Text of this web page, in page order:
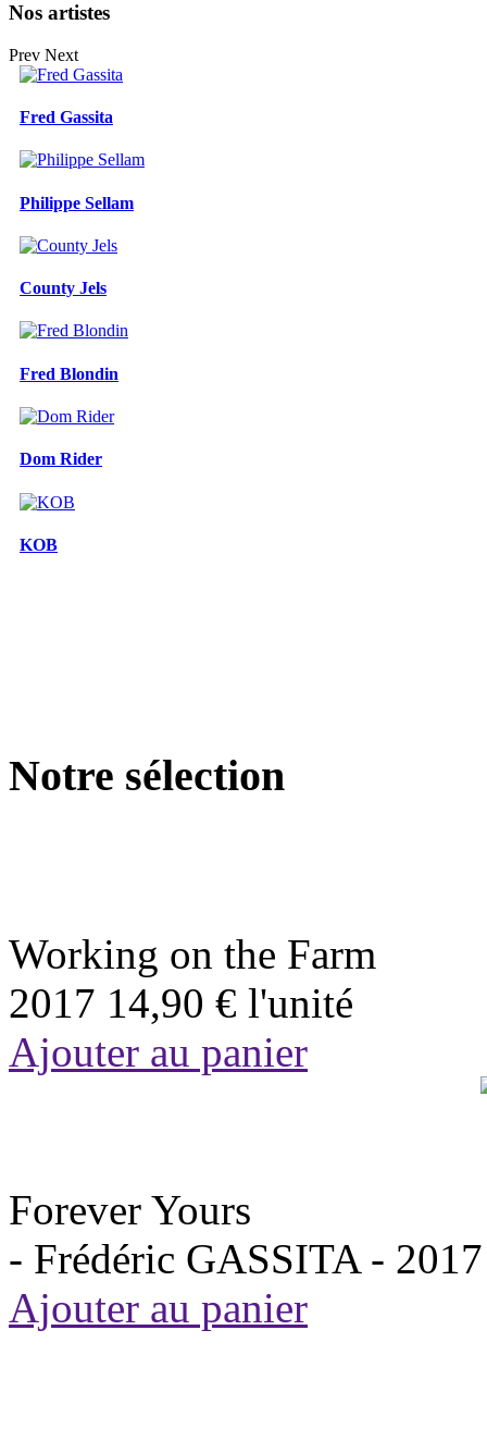
Nos artistes
Prev Next
Fred Gassita
Philippe Sellam
County Jels
Fred Blondin
Dom Rider
KOB
Notre sélection
Working on the Farm
2017 14,90 € l'unité
Ajouter au panier
Forever Yours
- Frédéric GASSITA - 2017
Ajouter au panier